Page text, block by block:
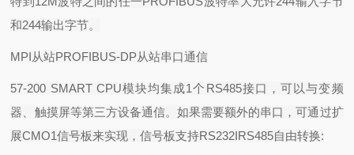
和244输出字节。
MPI从站PROFIBUS-DP从站串口通信
57-200 SMART CPU模块均集成1个 RS485接口，可以与变频
器、触摸屏等第三方设备通信。如果需要额外的串口，可通过扩
展CMO1信号板来实现，信号板支持RS232IRS485自由转换: